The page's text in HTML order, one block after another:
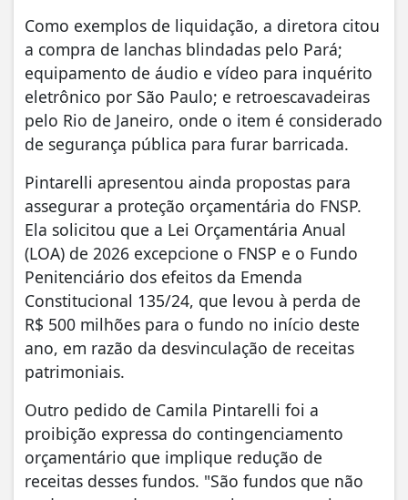
Como exemplos de liquidação, a diretora citou
a compra de lanchas blindadas pelo Pará;
equipamento de áudio e vídeo para inquérito
eletrônico por São Paulo; e retroescavadeiras
pelo Rio de Janeiro, onde o item é considerado
de segurança pública para furar barricada.
Pintarelli apresentou ainda propostas para
assegurar a proteção orçamentária do FNSP.
Ela solicitou que a Lei Orçamentária Anual
(LOA) de 2026 excepcione o FNSP e o Fundo
Penitenciário dos efeitos da Emenda
Constitucional 135/24, que levou à perda de
R$ 500 milhões para o fundo no início deste
ano, em razão da desvinculação de receitas
patrimoniais.
Outro pedido de Camila Pintarelli foi a
proibição expressa do contingenciamento
orçamentário que implique redução de
receitas desses fundos. "São fundos que não